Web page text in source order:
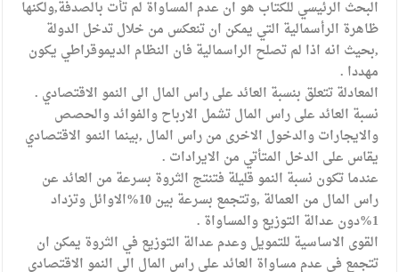
البحث الرئيسي للكتاب هو ان عدم المساواة لم تأت بالصدفة,ولكنها
ظاهرة الرأسمالية التي يمكن ان تنعكس من خلال تدخل الدولة
,بحيث انه اذا لم تصلح الراسمالية فان النظام الديموقراطي يكون
مهددا .
المعادلة تتعلق بنسبة العائد على راس المال الى النمو الاقتصادي .
نسبة العائد على راس المال تشمل الارباح والفوائد والحصص
والايجارات والدخول الاخرى من راس المال ,بينما النمو الاقتصادي
يقاس على الدخل المتأتي من الايرادات .
عندما تكون نسبة النمو قليلة فتنتج الثروة بسرعة من العائد عن
راس المال من العمالة ,وتتجمع بسرعة بين 10%الاوائل وتزداد
1%دون عدالة التوزيع والمساواة .
القوى الاساسية للتمويل وعدم عدالة التوزيع في الثروة يمكن ان
تتجمع في عدم مساواة العائد على راس المال الى النمو الاقتصادي